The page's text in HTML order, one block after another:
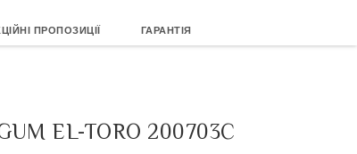
ПРОПОЗИЦІЇ ГАРАНТІЯ
EL-TORO 200703С